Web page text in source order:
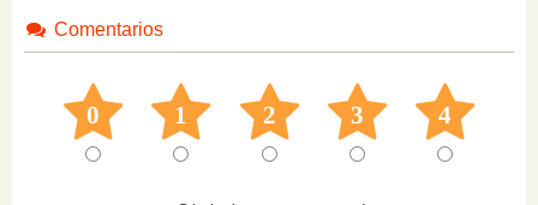
Comentarios
0 1 2 3 4